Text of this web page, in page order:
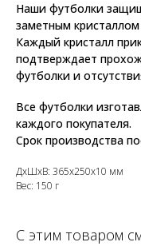
Наши футболки
заметным
Каждый кристалл
подтверждает
футболки и
Все футболки
каждого покупателя.
Срок производства
ДxШxВ: 365x250x10 мм
Вес: 150 г
С этим товаром